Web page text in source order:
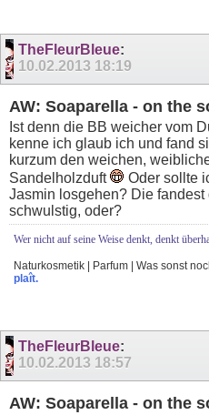
TheFleurBleue:
10.02.2013 18:19
AW: Soaparella - on the
Ist denn die BB weicher vom
kenne ich glaub ich und fand
kurzum den weichen,
Sandelholzduft
Oder sollte
Jasmin losgehen? Die
schwulstig, oder?
Wer nicht auf seine Weise denkt, denkt
Naturkosmetik | Parfum | Was sonst
plaît.
TheFleurBleue:
10.02.2013 18:57
AW: Soaparella - on the